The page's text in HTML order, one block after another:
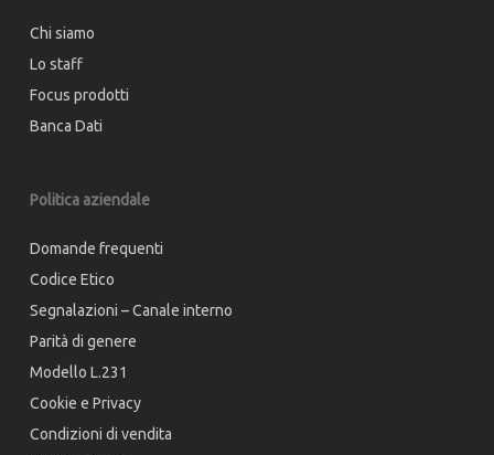
Chi siamo
Lo staff
Focus prodotti
Banca Dati
Politica aziendale
Domande frequenti
Codice Etico
Segnalazioni – Canale interno
Parità di genere
Modello L.231
Cookie e Privacy
Condizioni di vendita